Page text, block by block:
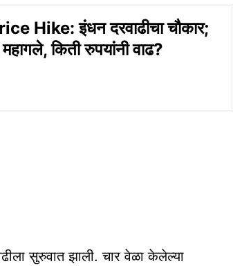
Hike: इंधन दरवाढीचा चौकार;
किती रुपयांनी वाढ?
सुरुवात झाली. चार वेळा केलेल्या